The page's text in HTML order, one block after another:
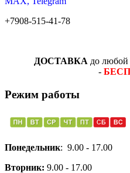
+7908-515-41-78
ДОСТАВКА до любой
-
Режим работы
Понедельник: 9.00 - 17.00
Вторник: 9.00 - 17.00